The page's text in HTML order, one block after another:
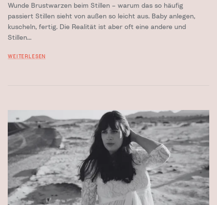
Wunde Brustwarzen beim Stillen – warum das so häufig
passiert Stillen sieht von außen so leicht aus. Baby anlegen,
kuscheln, fertig. Die Realität ist aber oft eine andere und
Stillen...
WEITERLESEN